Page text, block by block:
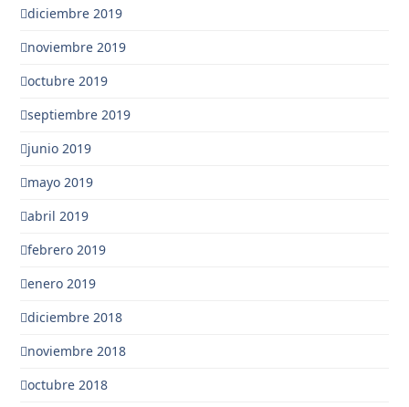
diciembre 2019
noviembre 2019
octubre 2019
septiembre 2019
junio 2019
mayo 2019
abril 2019
febrero 2019
enero 2019
diciembre 2018
noviembre 2018
octubre 2018